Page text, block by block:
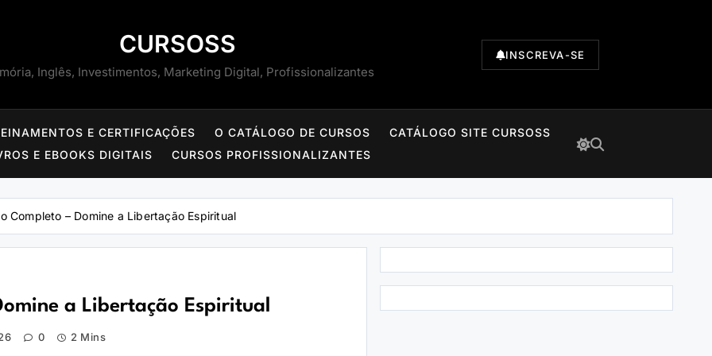
CURSOSS
Inglês, Investimentos, Marketing Digital, Profissionalizantes
INSCREVA-SE
E CERTIFICAÇÕES O CATÁLOGO DE CURSOS
CATÁLOGO SITE CURSOSS
E EBOOKS DIGITAIS
CURSOS PROFISSIONALIZANTES
Completo – Domine a Libertação Espiritual
a Libertação Espiritual
0 2 Mins